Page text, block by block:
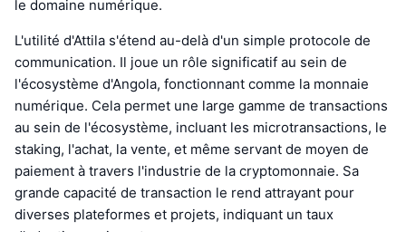
le domaine numérique.
L'utilité d'Attila s'étend au-delà d'un simple protocole de
communication. Il joue un rôle significatif au sein de
l'écosystème d'Angola, fonctionnant comme la monnaie
numérique. Cela permet une large gamme de transactions
au sein de l'écosystème, incluant les microtransactions, le
staking, l'achat, la vente, et même servant de moyen de
paiement à travers l'industrie de la cryptomonnaie. Sa
grande capacité de transaction le rend attrayant pour
diverses plateformes et projets, indiquant un taux